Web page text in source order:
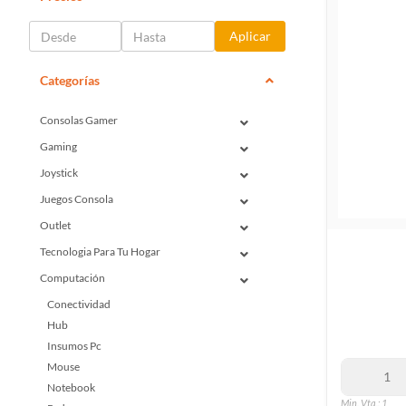
Aplicar
Categorías
Consolas Gamer
Gaming
Joystick
Juegos Consola
Outlet
Tecnologia Para Tu Hogar
Computación
Conectividad
Hub
Insumos Pc
Mouse
Notebook
Min. Vta.: 1